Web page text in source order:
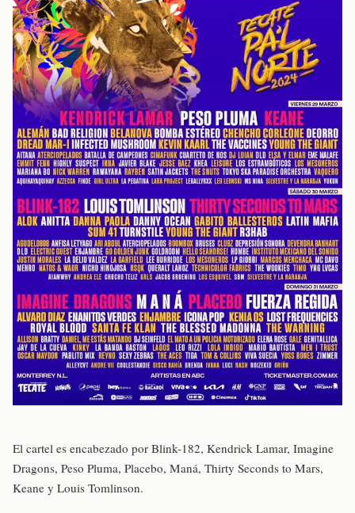
El cartel es encabezado por Blink-182, Kendrick Lamar, Imagine
Dragons, Peso Pluma, Placebo, Maná, Thirty Seconds to Mars,
Keane y Louis Tomlinson.